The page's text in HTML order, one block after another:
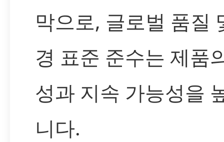
막으로, 글로벌 품질
경 표준 준수는 제품
성과 지속 가능성을
니다.